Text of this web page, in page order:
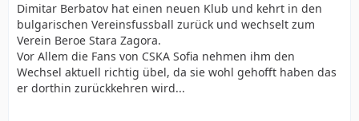
Dimitar Berbatov hat einen neuen Klub und kehrt in den
bulgarischen Vereinsfussball zurück und wechselt zum
Verein Beroe Stara Zagora.
Vor Allem die Fans von CSKA Sofia nehmen ihm den
Wechsel aktuell richtig übel, da sie wohl gehofft haben das
er dorthin zurückkehren wird...